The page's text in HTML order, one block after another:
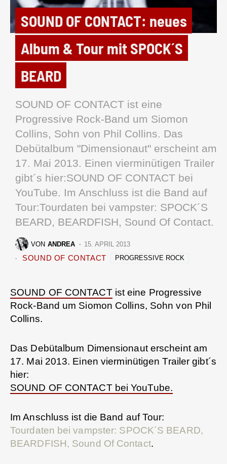
SOUND OF CONTACT: neues
Album & Tour mit SPOCK´S
BEARD
SOUND OF CONTACT ist eine
Progressive Rock-Band um Siomon
Collins, Sohn von Phil Collins. Das
Debütalbum "Dimensionaut" erscheint am
17. Mai 2013. Einen vierminütigen Trailer
gibt´s hier:SOUND OF CONTACT bei
YouTube. Im Anschluss ist die Band auf
Tour:Tourdaten bei vampster: SPOCK´S
BEARD, BEARDFISH, Sound Of Contact.
VON ANDREA 15. APRIL 2013
SOUND OF CONTACT PROGRESSIVE ROCK
SOUND OF CONTACTist eine Progressive
Rock-Band um Siomon Collins, Sohn von Phil
Collins.
Das Debütalbum Dimensionaut erscheint am
17. Mai 2013. Einen vierminütigen Trailer gibt´s
hier:
SOUND OF CONTACT bei YouTube.
Im Anschluss ist die Band auf Tour:
Tourdaten bei vampster: SPOCK´S BEARD,
BEARDFISH, Sound Of Contact.